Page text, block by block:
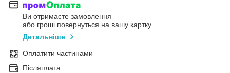
Ви отримаєте замовлення
або гроші повернуться на вашу картку
Детальніше
Оплатити частинами
Післяплата